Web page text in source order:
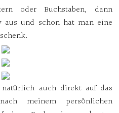
oder Buchstaben, dann
aus und schon hat man eine
auch direkt auf das
meinem persönlichen